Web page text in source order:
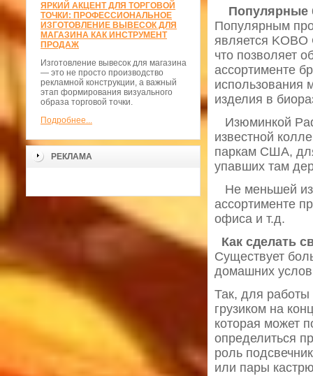
ЯРКИЙ АКЦЕНТ ДЛЯ ТОРГОВОЙ
ТОЧКИ: ПРОФЕССИОНАЛЬНОЕ
ИЗГОТОВЛЕНИЕ ВЫВЕСОК ДЛЯ
МАГАЗИНА КАК ИНСТРУМЕНТ
ПРОДАЖ
Изготовление вывесок для магазина
— это не просто производство
рекламной конструкции, а важный
этап формирования визуального
образа торговой точки.
Подробнее...
РЕКЛАМА
Популярные
Популярным
является
что позволяет
ассортименте
использования
изделия в
Изюминкой
известной
паркам США,
упавших там
Не меньшей
ассортименте
офиса и т.д.
Как сделать
Существует
домашних
Так, для
грузиком на
которая может
определиться
роль
или пары